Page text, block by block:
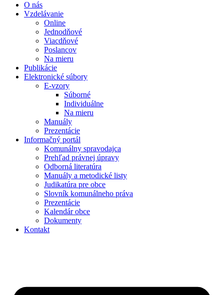
O nás
Vzdelávanie
Online
Jednodňové
Viacdňové
Poslancov
Na mieru
Publikácie
Elektronické súbory
E-vzory
Súborné
Individuálne
Na mieru
Manuály
Prezentácie
Informačný portál
Komunálny spravodajca
Prehľad právnej úpravy
Odborná literatúra
Manuály a metodické listy
Judikatúra pre obce
Slovník komunálneho práva
Prezentácie
Kalendár obce
Dokumenty
Kontakt